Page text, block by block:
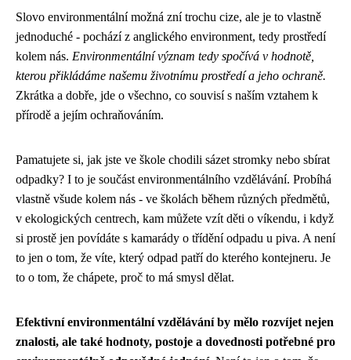
Slovo environmentální možná zní trochu cize, ale je to vlastně
jednoduché - pochází z anglického environment, tedy prostředí
kolem nás. Environmentální význam tedy spočívá v hodnotě,
kterou přikládáme našemu životnímu prostředí a jeho ochraně.
Zkrátka a dobře, jde o všechno, co souvisí s naším vztahem k
přírodě a jejím ochraňováním.
Pamatujete si, jak jste ve škole chodili sázet stromky nebo sbírat
odpadky? I to je součást environmentálního vzdělávání. Probíhá
vlastně všude kolem nás - ve školách během různých předmětů,
v ekologických centrech, kam můžete vzít děti o víkendu, i když
si prostě jen povídáte s kamarády o třídění odpadu u piva. A není
to jen o tom, že víte, který odpad patří do kterého kontejneru. Je
to o tom, že chápete, proč to má smysl dělat.
Efektivní environmentální vzdělávání by mělo rozvíjet nejen
znalosti, ale také hodnoty, postoje a dovednosti potřebné pro